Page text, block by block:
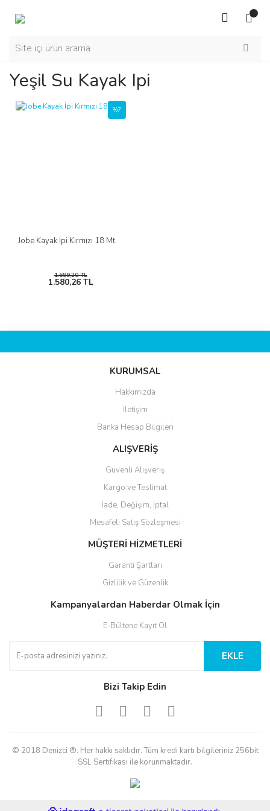
Yeşil Su Kayak Ipi
Jobe Kayak İpi Kırmızı 18 Mt.
%7
1.699,20 TL
1.580,26 TL
KURUMSAL
Hakkımızda
İletişim
Banka Hesap Bilgileri
ALIŞVERİŞ
Güvenli Alışveriş
Kargo ve Teslimat
İade, Değişim, İptal
Mesafeli Satış Sözleşmesi
MÜŞTERİ HİZMETLERİ
Garanti Şartları
Gizlilik ve Güzenlik
Kampanyalardan Haberdar Olmak İçin
E-Bültene Kayıt Ol
EKLE
Bizi Takip Edin
© 2018 Denizci ®. Her hakkı saklıdır. Tüm kredi kartı bilgileriniz 256bit
SSL Sertifikası ile korunmaktadır.